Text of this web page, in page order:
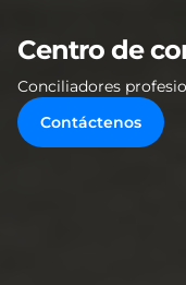
Centro de
Conciliadores
Contáctenos